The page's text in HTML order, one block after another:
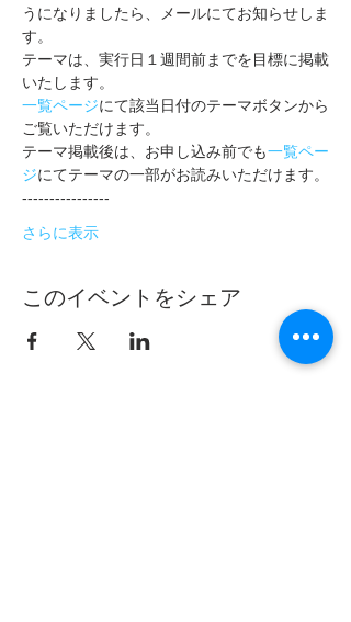
うになりましたら、メールにてお知らせしま
す。
テーマは、実行日１週間前までを目標に掲載
いたします。
一覧ページにて該当日付のテーマボタンから
ご覧いただけます。
テーマ掲載後は、お申し込み前でも一覧ペー
ジにてテーマの一部がお読みいただけます。
----------------
さらに表示
このイベントをシェア